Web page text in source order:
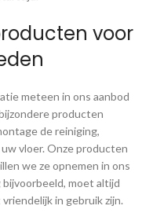
voor
meteen in ons aanbod
producten
de reiniging,
vloer. Onze producten
we ze opnemen in ons
moet altijd
in gebruik zijn.